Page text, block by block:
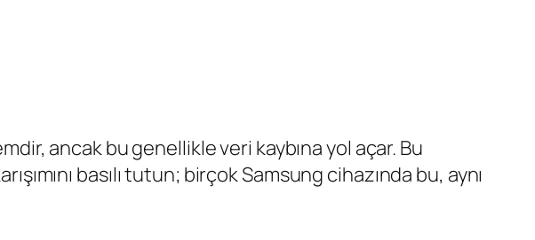
ancak bu genellikle veri kaybına yol açar. Bu
basılı tutun; birçok Samsung cihazında bu, aynı